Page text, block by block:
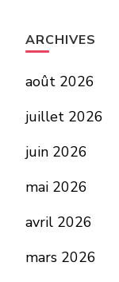
ARCHIVES
août 2026
juillet 2026
juin 2026
mai 2026
avril 2026
mars 2026